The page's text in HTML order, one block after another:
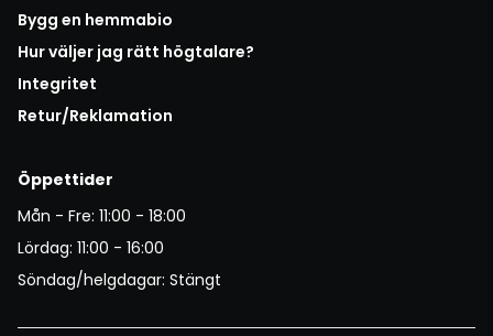
Bygg en hemmabio
Hur väljer jag rätt högtalare?
Integritet
Retur/Reklamation
Öppettider
Mån - Fre: 11:00 - 18:00
Lördag: 11:00 - 16:00
Söndag/helgdagar: Stängt